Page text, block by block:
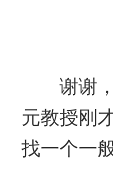
谢谢，
元教授刚
找一个一